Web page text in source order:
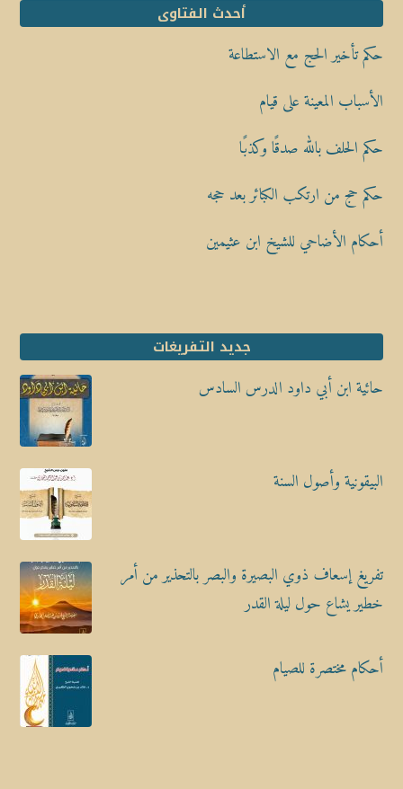
أحدث الفتاوى
حكم تأخير الحج مع الاستطاعة
الأسباب المعينة على قيام
حكم الحلف بالله صدقًا وكذبًا
حكم حج من ارتكب الكبائر بعد حجه
أحكام الأضاحي للشيخ ابن عثيمين
جديد التفريغات
حائية ابن أبي داود الدرس السادس
البيقونية وأصول السنة
تفريغ إسعاف ذوي البصيرة والبصر بالتحذير من أمر
خطير يشاع حول ليلة القدر
أحكام مختصرة للصيام